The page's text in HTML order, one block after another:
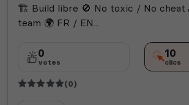
🏗️ Build libre 🚫 No toxic / No cheat
team 🌍 FR / EN...
0
votes
10
clics
(0)